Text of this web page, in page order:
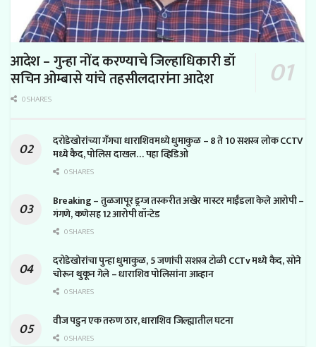
आदेश – गुन्हा नोंद करण्याचे जिल्हाधिकारी डॉ
सचिन ओम्बासे यांचे तहसीलदारांना आदेश
0 SHARES
दरोडेखोरांच्या गँगचा धाराशिवमध्ये धुमाकुळ – 8 ते 10 सशस्त्र लोक CCTV
मध्ये कैद, पोलिस दाखल… पहा व्हिडिओ
0 SHARES
Breaking – तुळजापूर ड्रग्ज तस्करीत अखेर मास्टर माईंडला केले आरोपी –
गंगणे, कणेसह 12 आरोपी वॉन्टेड
0 SHARES
दरोडेखोरांचा पुन्हा धुमाकुळ, 5 जणांची सशस्त्र टोळी CCTv मध्ये कैद, सोने
चोरून थुकून गेले – धाराशिव पोलिसांना आव्हान
0 SHARES
वीज पडुन एक तरुण ठार, धाराशिव जिल्ह्यातील घटना
0 SHARES